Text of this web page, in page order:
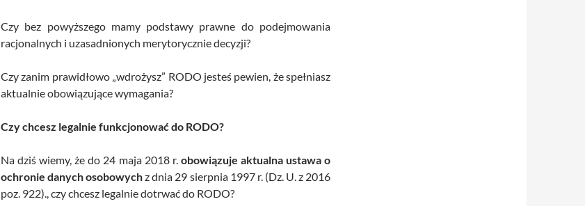
Czy bez powyższego mamy podstawy prawne do podejmowania
racjonalnych i uzasadnionych merytorycznie decyzji?
Czy zanim prawidłowo „wdrożysz” RODO jesteś pewien, że spełniasz
aktualnie obowiązujące wymagania?
Czy chcesz legalnie funkcjonować do RODO?
Na dziś wiemy, że do 24 maja 2018 r. obowiązuje aktualna ustawa o
ochronie danych osobowychz dnia 29 sierpnia 1997 r. (Dz. U. z 2016
poz. 922)., czy chcesz legalnie dotrwać do RODO?